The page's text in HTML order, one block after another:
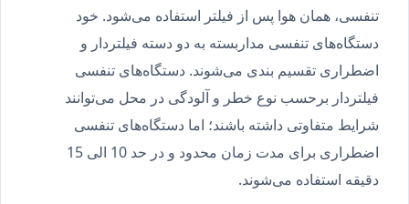
تنفسی، همان هوا پس از فیلتر استفاده می‌شود. خود
دستگاه‌های تنفسی مداربسته به دو دسته فیلتردار و
اضطراری تقسیم بندی می‌شوند. دستگاه‌های تنفسی
فیلتردار برحسب نوع خطر و آلودگی در محل می‌توانند
شرایط متفاوتی داشته باشند؛ اما دستگاه‌های تنفسی
اضطراری برای مدت زمان محدود و در حد 10 الی 15
دقیقه استفاده می‌شوند.